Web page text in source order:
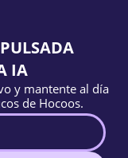
IA
y mantente al día
de Hocoos.